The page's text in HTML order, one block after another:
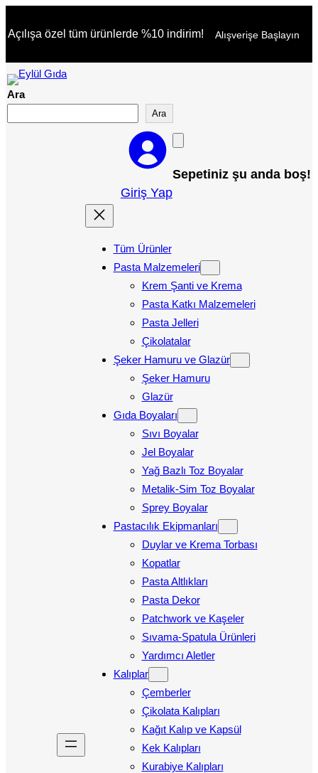
geç
Açılışa özel tüm ürünlerde %10 indirim! Alışverişe Başlayın
Ara
Ara
Giriş Yap
Sepetiniz şu anda boş!
Tüm Ürünler
Pasta Malzemeleri
Krem Şanti ve Krema
Pasta Katkı Malzemeleri
Pasta Jelleri
Çikolatalar
Şeker Hamuru ve Glazür
Şeker Hamuru
Glazür
Gıda Boyaları
Sıvı Boyalar
Jel Boyalar
Yağ Bazlı Toz Boyalar
Metalik-Sim Toz Boyalar
Sprey Boyalar
Pastacılık Ekipmanları
Duylar ve Krema Torbası
Kopatlar
Pasta Altlıkları
Pasta Dekor
Patchwork ve Kaşeler
Sıvama-Spatula Ürünleri
Yardımcı Aletler
Kalıplar
Çemberler
Çikolata Kalıpları
Kağıt Kalıp ve Kapsül
Kek Kalıpları
Kurabiye Kalıpları